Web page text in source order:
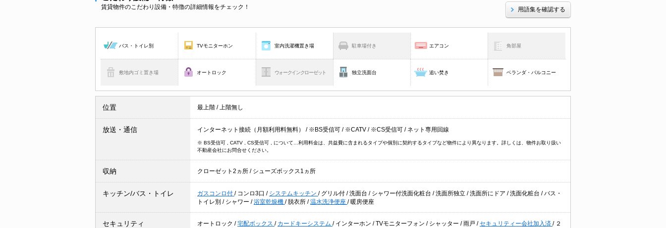
賃貸物件のこだわり設備・特徴の詳細情報をチェック！ 用語集を確認する
バス・トイレ別 TVモニターホン 室内洗濯機置き場 駐車場付き エアコン 角部屋
敷地内ゴミ置き場 オートロック ウォークインクローゼット 独立洗面台 追い焚き ベランダ・バルコニー
位置 最上階 / 上階無し
放送・通信 インターネット接続（月額利用料無料） / ※BS受信可 / ※CATV / ※CS受信可 / ネット専用回線
※ BS受信可 , CATV , CS受信可 , について…利用料金は、共益費に含まれるタイプや個別に契約するタイプなど物件により異なります。詳しくは、物件お取り扱い
不動産会社にお問合せください。
収納 クローゼット2ヵ所 / シューズボックス1ヵ所
キッチン/バス・トイレ ガスコンロ付 / コンロ3口 / システムキッチン / グリル付 /洗面台 / シャワー付洗面化粧台 /洗面所独立 /洗面所にドア /洗面化粧台 /バス・
トイレ別 / シャワー /浴室乾燥機 / 脱衣所 /温水洗浄便座 / 暖房便座
セキュリティ オートロック /宅配ボックス / カードキーシステム / インターホン /TVモニターフォン / シャッター /雨戸 /セキュリティー会社加入済 / ２